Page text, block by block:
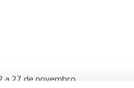
a 27 de novembro